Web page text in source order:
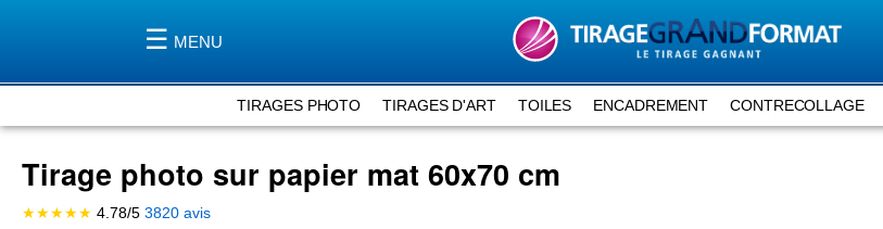
MENU
TIRAGES PHOTO TIRAGES D'ART TOILES ENCADREMENT CONTRECOLLAGE
Tirage photo sur papier mat 60x70 cm
★★★★★ 4.78/5 3820 avis